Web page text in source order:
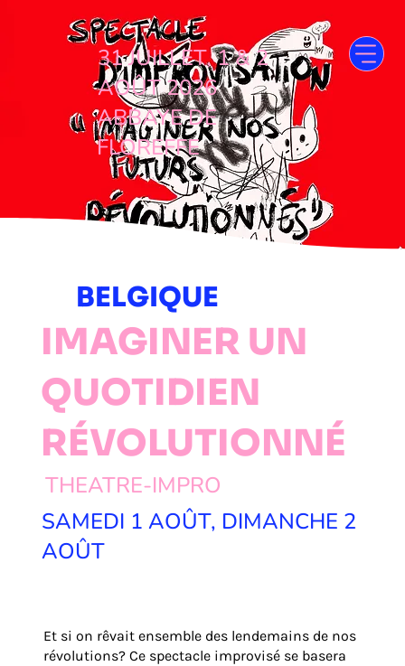
31 JUILLET, 1 & 2
AOÛT 2026
ABBAYE DE
FLOREFFE
BELGIQUE
IMAGINER UN
QUOTIDIEN
RÉVOLUTIONNÉ
THEATRE-IMPRO
SAMEDI 1 AOÛT, DIMANCHE 2
AOÛT
Et si on rêvait ensemble des lendemains de nos
révolutions? Ce spectacle improvisé se basera